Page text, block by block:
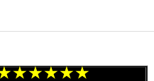
★ ★★ ★ ★